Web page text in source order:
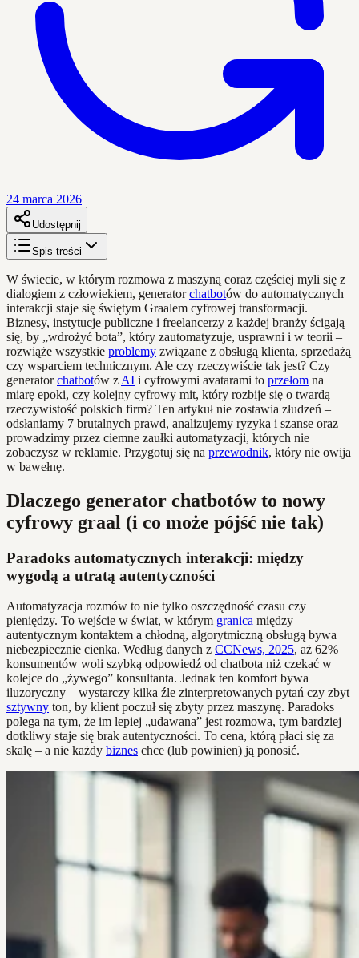
24 marca 2026
Udostępnij
Spis treści
W świecie, w którym rozmowa z maszyną coraz częściej myli się z
dialogiem z człowiekiem, generatorchatbotów do automatycznych
interakcji staje się świętym Graalem cyfrowej transformacji.
Biznesy, instytucje publiczne i freelancerzy z każdej branży ścigają
się, by „wdrożyć bota”, który zautomatyzuje, usprawni i w teorii –
rozwiąże wszystkie problemy związane z obsługą klienta, sprzedażą
czy wsparciem technicznym. Ale czy rzeczywiście tak jest? Czy
generatorchatbotów z AI i cyfrowymi avatarami to przełom na
miarę epoki, czy kolejny cyfrowy mit, który rozbije się o twardą
rzeczywistość polskich firm? Ten artykuł nie zostawia złudzeń –
odsłaniamy 7 brutalnych prawd, analizujemy ryzyka i szanse oraz
prowadzimy przez ciemne zaułki automatyzacji, których nie
zobaczysz w reklamie. Przygotuj się na przewodnik, który nie owija
w bawełnę.
Dlaczego generator chatbotów to nowy
cyfrowy graal (i co może pójść nie tak)
Paradoks automatycznych interakcji: między
wygodą a utratą autentyczności
Automatyzacja rozmów to nie tylko oszczędność czasu czy
pieniędzy. To wejście w świat, w którym granica między
autentycznym kontaktem a chłodną, algorytmiczną obsługą bywa
niebezpiecznie cienka. Według danych z CCNews, 2025, aż 62%
konsumentów woli szybką odpowiedź od chatbota niż czekać w
kolejce do „żywego” konsultanta. Jednak ten komfort bywa
iluzoryczny – wystarczy kilka źle zinterpretowanych pytań czy zbyt
sztywny ton, by klient poczuł się zbyty przez maszynę. Paradoks
polega na tym, że im lepiej „udawana” jest rozmowa, tym bardziej
dotkliwy staje się brak autentyczności. To cena, którą płaci się za
skalę – a nie każdy biznes chce (lub powinien) ją ponosić.